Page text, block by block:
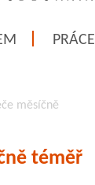
PRÁCE
měsíčně
téměř